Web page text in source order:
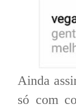
Ainda
só com